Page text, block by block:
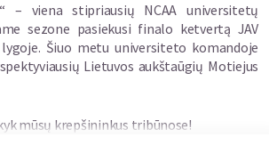
– viena stipriausių NCAA universitetų
sezone pasiekusi finalo ketvertą JAV
Šiuo metu universiteto komandoje
Lietuvos aukštaūgių Motiejus
mūsų krepšininkus tribūnose!